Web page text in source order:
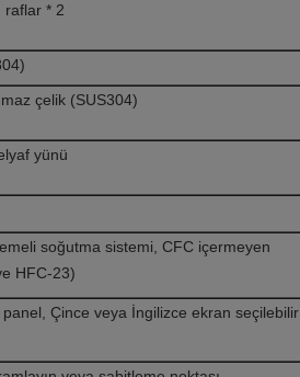
raflar * 2
çelik (SUS304)
yünü
soğutma sistemi, CFC içermeyen
HFC-23)
Çince veya İngilizce ekran seçilebilir